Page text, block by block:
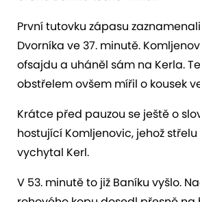
První tutovku zápasu
Dvorníka ve 37. minutě.
ofsajdu a uháněl sám na Kerla.
obstřelem ovšem mířil o kousek
Krátce před pauzou se ještě o
hostující Komljenovic, jehož střelu
vychytal Kerl.
V 53. minutě to již Baníku vyšlo.